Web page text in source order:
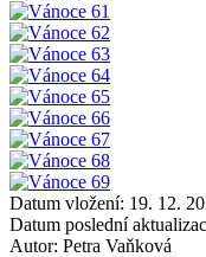
Datum vložení: 19. 12.
Datum poslední
Autor: Petra Vaňková